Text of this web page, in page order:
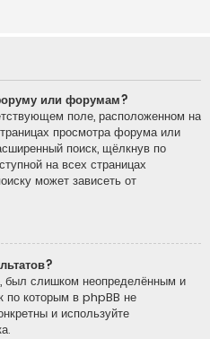
или форумам?
поле, расположенном на
просмотра форума или
поиск, щёлкнув по
на всех страницах
может зависеть от
был слишком неопределённым и
по которым в phpBB не
и используйте